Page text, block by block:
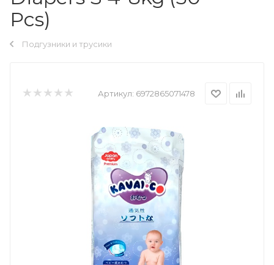
Pcs)
Подгузники и трусики
Артикул: 6972865071478